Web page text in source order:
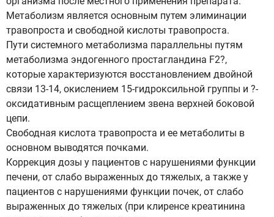
Метаболизм является основным путем элиминации
травопроста и свободной кислоты травопроста.
Пути системного метаболизма параллельны путям
метаболизма эндогенного простагландина F2?,
которые характеризуются восстановлением двойной
связи 13-14, окислением 15-гидроксильной группы и ?-
оксидативным расщеплением звена верхней боковой
цепи.
Свободная кислота травопроста и ее метаболиты в
основном выводятся почками.
Коррекция дозы у пациентов с нарушениями функции
печени, от слабо выраженных до тяжелых, а также у
пациентов с нарушениями функции почек, от слабо
выраженных до тяжелых (при клиренсе креатинина